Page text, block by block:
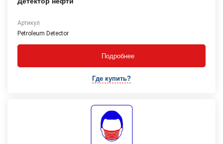
Артикул
Petroleum Detector
Подробнее
Где купить?